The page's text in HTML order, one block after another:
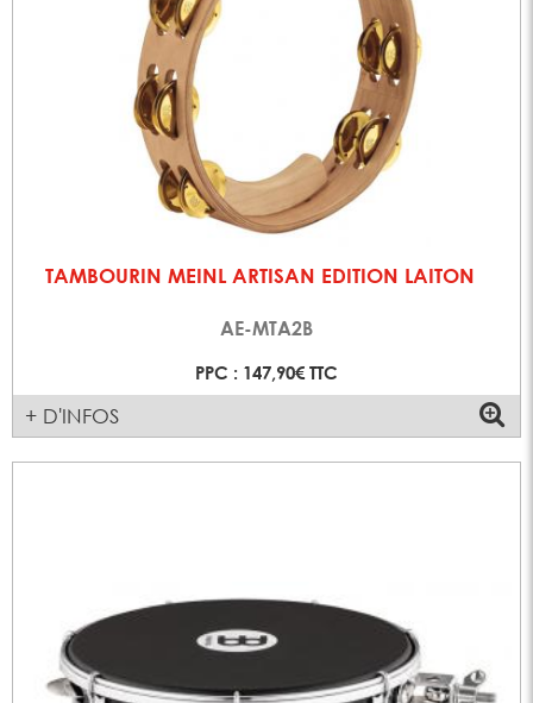
TAMBOURIN MEINL ARTISAN EDITION LAITON
AE-MTA2B
PPC : 147,90€ TTC
+ D'INFOS